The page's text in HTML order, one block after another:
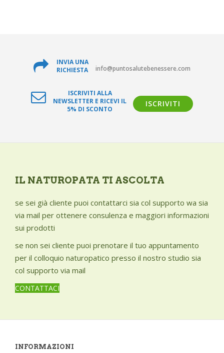
INVIA UNA
RICHIESTA
info@puntosalutebenessere.com
ISCRIVITI ALLA
NEWSLETTER E RICEVI IL
5% DI SCONTO
ISCRIVITI
IL NATUROPATA TI ASCOLTA
se sei già cliente puoi contattarci sia col supporto wa sia
via mail per ottenere consulenza e maggiori informazioni
sui prodotti
se non sei cliente puoi prenotare il tuo appuntamento
per il colloquio naturopatico presso il nostro studio sia
col supporto via mail
CONTATTACI
INFORMAZIONI